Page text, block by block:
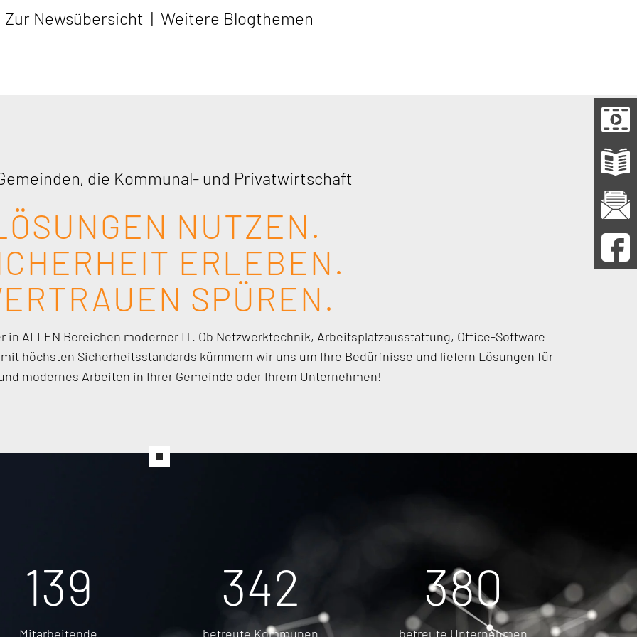
Zur Newsübersicht | Weitere Blogthemen
die Kommunal- und Privatwirtschaft
NUTZEN.
ERLEBEN.
SPÜREN.
in ALLEN Bereichen moderner IT. Ob Netzwerktechnik, Arbeitsplatzausstattung, Office-Software
höchsten Sicherheitsstandards kümmern wir uns um Ihre Bedürfnisse und liefern Lösungen für
modernes Arbeiten in Ihrer Gemeinde oder Ihrem Unternehmen!
182
Mitarbeitende
450
betreute Kommunen
500
betreute Unternehmen